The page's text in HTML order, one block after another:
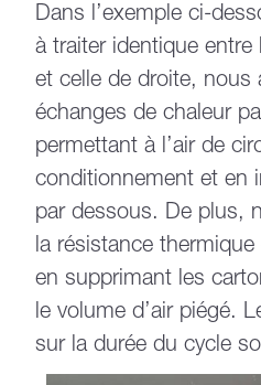
Dans l’exemple ci-
à traiter identique
et celle de droite, nous
échanges de chaleur
permettant à l’air de
conditionnement et en
par dessous. De plus,
la résistance
en supprimant les
le volume d’air piégé.
sur la durée du cycle